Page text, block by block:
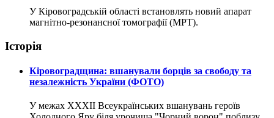
У Кіровоградській області встановлять новий апарат
магнітно-резонансної томографії (МРТ).
Історія
Кіровоградщина: вшанували борців за свободу та
незалежність України (ФОТО)
У межах XXXII Всеукраїнських вшанувань героїв